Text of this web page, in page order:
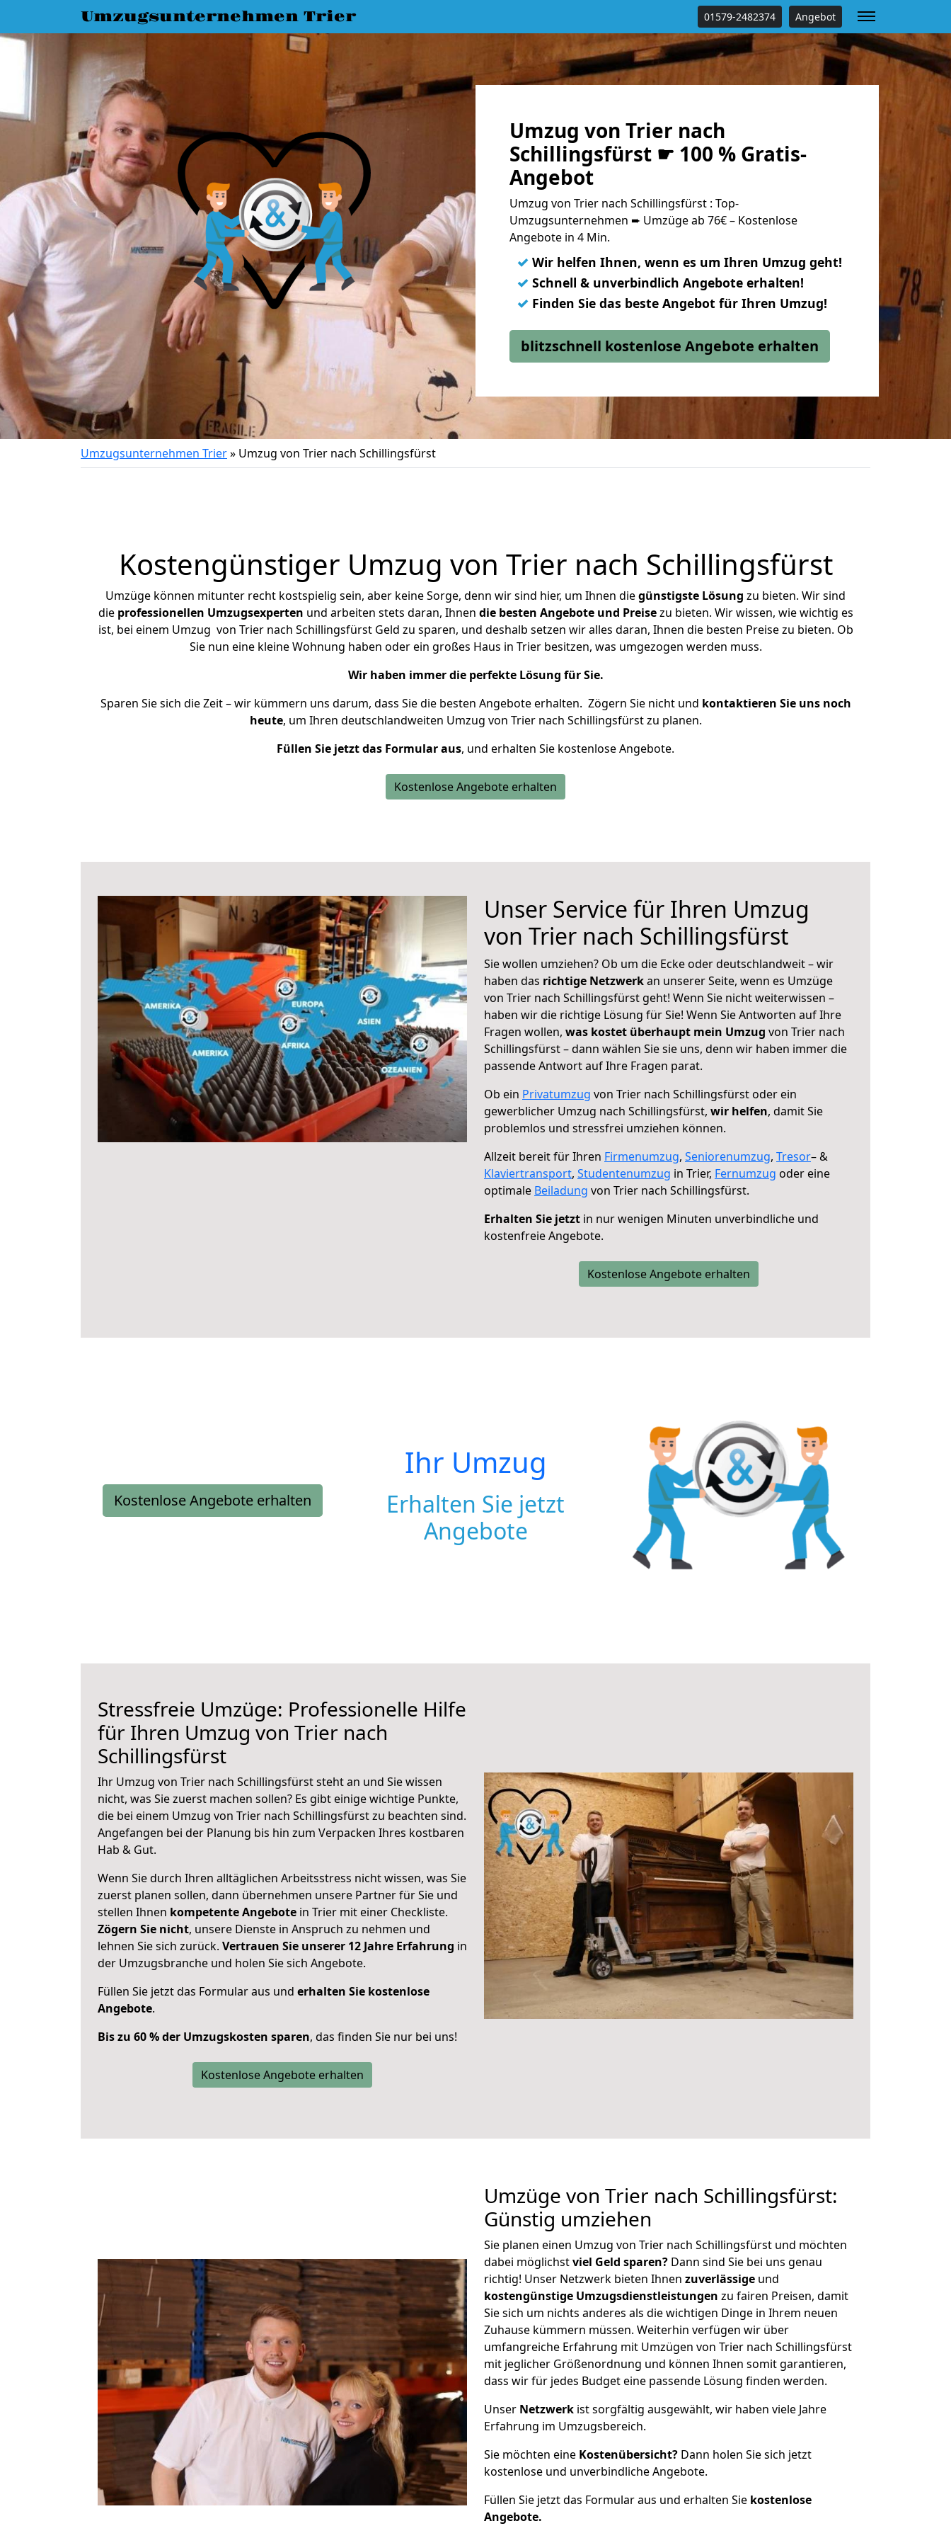
Umzugsunternehmen Trier 01579-2482374 Angebot
Umzug von Trier nach
Schillingsfürst ☛ 100 % Gratis-
Angebot
Umzug von Trier nach Schillingsfürst : Top-
Umzugsunternehmen ➨ Umzüge ab 76€ – Kostenlose
Angebote in 4 Min.
✓ Wir helfen Ihnen, wenn es um Ihren Umzug geht!
✓ Schnell & unverbindlich Angebote erhalten!
✓ Finden Sie das beste Angebot für Ihren Umzug!
blitzschnell kostenlose Angebote erhalten
Umzugsunternehmen Trier» Umzug von Trier nach Schillingsfürst
Kostengünstiger Umzug von Trier nach Schillingsfürst
Umzüge können mitunter recht kostspielig sein, aber keine Sorge, denn wir sind hier, um Ihnen diegünstigste Lösung zu bieten. Wir sind
die professionellen Umzugsexperten und arbeiten stets daran, Ihnen die besten Angebote und Preisezu bieten. Wir wissen, wie wichtig es
ist, bei einem Umzug von Trier nach Schillingsfürst Geld zu sparen, und deshalb setzen wir alles daran, Ihnen die besten Preise zu bieten. Ob
Sie nun eine kleine Wohnung haben oder ein großes Haus in Trier besitzen, was umgezogen werden muss.
Wir haben immer die perfekte Lösung für Sie.
Sparen Sie sich die Zeit – wir kümmern uns darum, dass Sie die besten Angebote erhalten. Zögern Sie nicht und kontaktieren Sie uns noch
heute, um Ihren deutschlandweiten Umzug von Trier nach Schillingsfürst zu planen.
Füllen Sie jetzt das Formular aus, und erhalten Sie kostenlose Angebote.
Kostenlose Angebote erhalten
Unser Service für Ihren Umzug
von Trier nach Schillingsfürst
Sie wollen umziehen? Ob um die Ecke oder deutschlandweit – wir
haben das richtige Netzwerkan unserer Seite, wenn es Umzüge
von Trier nach Schillingsfürst geht! Wenn Sie nicht weiterwissen –
haben wir die richtige Lösung für Sie! Wenn Sie Antworten auf Ihre
Fragen wollen, was kostet überhaupt mein Umzug von Trier nach
Schillingsfürst – dann wählen Sie sie uns, denn wir haben immer die
passende Antwort auf Ihre Fragen parat.
Ob ein Privatumzug von Trier nach Schillingsfürst oder ein
gewerblicher Umzug nach Schillingsfürst, wir helfen, damit Sie
problemlos und stressfrei umziehen können.
Allzeit bereit für Ihren Firmenumzug, Seniorenumzug, Tresor– &
Klaviertransport, Studentenumzug in Trier, Fernumzug oder eine
optimale Beiladung von Trier nach Schillingsfürst.
Erhalten Sie jetzt in nur wenigen Minuten unverbindliche und
kostenfreie Angebote.
Kostenlose Angebote erhalten
Kostenlose Angebote erhalten
Ihr Umzug
Erhalten Sie jetzt
Angebote
Stressfreie Umzüge: Professionelle Hilfe
für Ihren Umzug von Trier nach
Schillingsfürst
Ihr Umzug von Trier nach Schillingsfürst steht an und Sie wissen
nicht, was Sie zuerst machen sollen? Es gibt einige wichtige Punkte,
die bei einem Umzug von Trier nach Schillingsfürst zu beachten sind.
Angefangen bei der Planung bis hin zum Verpacken Ihres kostbaren
Hab & Gut.
Wenn Sie durch Ihren alltäglichen Arbeitsstress nicht wissen, was Sie
zuerst planen sollen, dann übernehmen unsere Partner für Sie und
stellen Ihnen kompetente Angebote in Trier mit einer Checkliste.
Zögern Sie nicht, unsere Dienste in Anspruch zu nehmen und
lehnen Sie sich zurück. Vertrauen Sie unserer 12 Jahre Erfahrung in
der Umzugsbranche und holen Sie sich Angebote.
Füllen Sie jetzt das Formular aus und erhalten Sie kostenlose
Angebote.
Bis zu 60 % der Umzugskosten sparen, das finden Sie nur bei uns!
Kostenlose Angebote erhalten
Umzüge von Trier nach Schillingsfürst:
Günstig umziehen
Sie planen einen Umzug von Trier nach Schillingsfürst und möchten
dabei möglichstviel Geld sparen? Dann sind Sie bei uns genau
richtig! Unser Netzwerk bieten Ihnen zuverlässige und
kostengünstige Umzugsdienstleistungen zu fairen Preisen, damit
Sie sich um nichts anderes als die wichtigen Dinge in Ihrem neuen
Zuhause kümmern müssen. Weiterhin verfügen wir über
umfangreiche Erfahrung mit Umzügen von Trier nach Schillingsfürst
mit jeglicher Größenordnung und können Ihnen somit garantieren,
dass wir für jedes Budget eine passende Lösung finden werden.
Unser Netzwerk ist sorgfältig ausgewählt, wir haben viele Jahre
Erfahrung im Umzugsbereich.
Sie möchten eine Kostenübersicht? Dann holen Sie sich jetzt
kostenlose und unverbindliche Angebote.
Füllen Sie jetzt das Formular aus und erhalten Sie kostenlose
Angebote.